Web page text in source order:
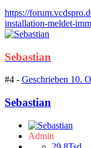
https://
installation-meldet-
Sebastian
#4 - Geschrieben 10.
Sebastian
Admin